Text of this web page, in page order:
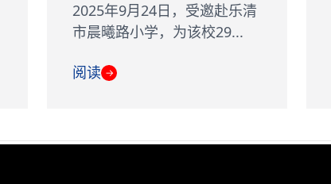
2025年9月24日，受邀赴乐清
市晨曦路小学，为该校29...
阅读 →